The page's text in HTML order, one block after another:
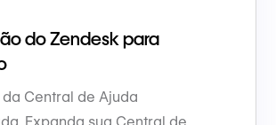
do Zendesk para
Central de Ajuda